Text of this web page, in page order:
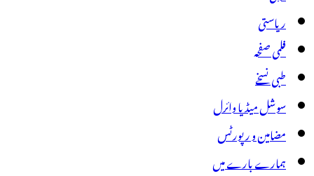
ریاستی
فلمی صفحہ
طبی نسخے
سوشل میڈیا وائرل
مضامین و رپورٹس
ہمارے بارے میں